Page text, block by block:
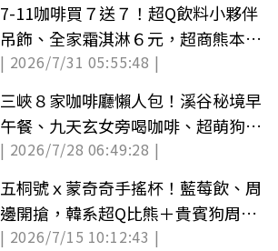
7-11咖啡買７送７！超Q飲料小夥伴
吊飾、全家霜淇淋６元，超商熊本募
款一覽
| 2026/7/31 05:55:48 |
三峽８家咖啡廳懶人包！溪谷秘境早
午餐、九天玄女旁喝咖啡、超萌狗狗
蛋糕
| 2026/7/28 06:49:28 |
五桐號ｘ蒙奇奇手搖杯！藍莓飲、周
邊開搶，韓系超Q比熊＋貴賓狗周邊
同步收
| 2026/7/15 10:12:43 |